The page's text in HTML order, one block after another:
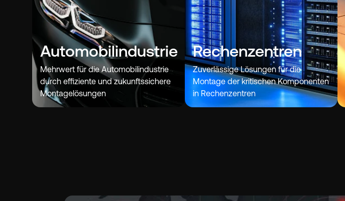
Automobilindustrie
Mehrwert für die Automobilindustrie
durch effiziente und zukunftssichere
Montagelösungen
Rechenzentren
Zuverlässige Lösungen für die
Montage der kritischen Komponenten
in Rechenzentren